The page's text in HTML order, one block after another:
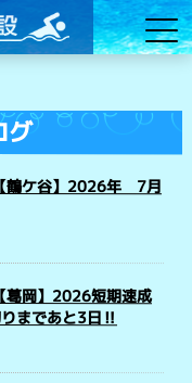
グ
【鶴ケ谷】2026年 7月
【葛岡】2026短期速成
まであと3日‼